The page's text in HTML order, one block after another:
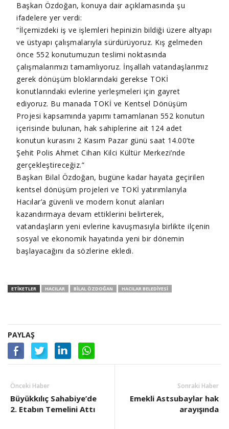
Başkan Özdoğan, konuya dair açıklamasında şu
ifadelere yer verdi:
“İlçemizdeki iş ve işlemleri hepinizin bildiği üzere altyapı
ve üstyapı çalışmalarıyla sürdürüyoruz. Kış gelmeden
önce 552 konutumuzun teslimi noktasında
çalışmalarımızı tamamlıyoruz. İnşallah vatandaşlarımız
gerek dönüşüm bloklarındaki gerekse TOKİ
konutlarındaki evlerine yerleşmeleri için gayret
ediyoruz. Bu manada TOKİ ve Kentsel Dönüşüm
Projesi kapsamında yapımı tamamlanan 552 konutun
içerisinde bulunan, hak sahiplerine ait 124 adet
konutun kurasını 2 Kasım Pazar günü saat 14.00’te
Şehit Polis Ahmet Cihan Kilci Kültür Merkezi’nde
gerçekleştireceğiz.”
Başkan Bilal Özdoğan, bugüne kadar hayata geçirilen
kentsel dönüşüm projeleri ve TOKİ yatırımlarıyla
Hacılar’a güvenli ve modern konut alanları
kazandırmaya devam ettiklerini belirterek,
vatandaşların yeni evlerine kavuşmasıyla birlikte ilçenin
sosyal ve ekonomik hayatında yeni bir dönemin
başlayacağını da sözlerine ekledi.
ETIKETLER HACILAR BILAL ÖZDOĞAN HACILAR BELEDIYESI
PAYLAŞ
Önceki Haber
Büyükkılıç Sahabiye’de
2. Etabın Temelini Attı
Sonraki Haber
Emekli Astsubaylar hak
arayışında